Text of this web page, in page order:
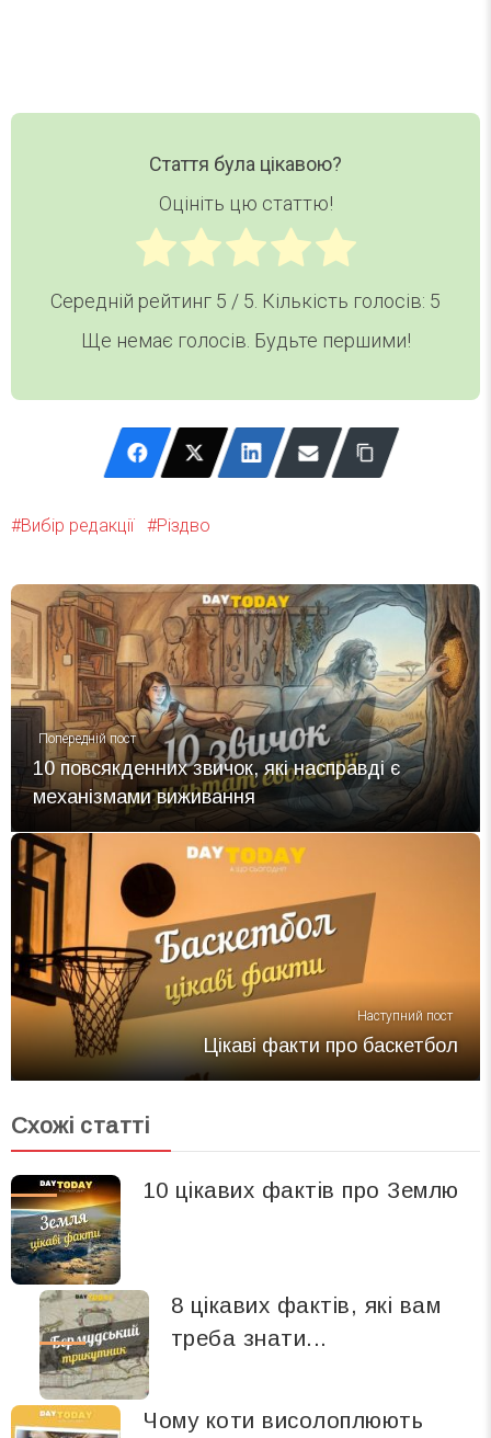
Стаття була цікавою?
Оцініть цю статтю!
Середній рейтинг 5 / 5. Кількість голосів: 5
Ще немає голосів. Будьте першими!
Вибір редакції Різдво
Попередній пост
10 повсякденних звичок, які насправді є
механізмами виживання
Наступний пост
Цікаві факти про баскетбол
Схожі статті
10 цікавих фактів про Землю
8 цікавих фактів, які вам
треба знати...
Чому коти висолоплюють